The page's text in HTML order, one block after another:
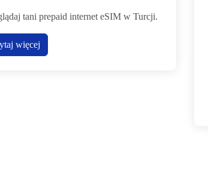
tani prepaid internet eSIM w Turcji.
więcej